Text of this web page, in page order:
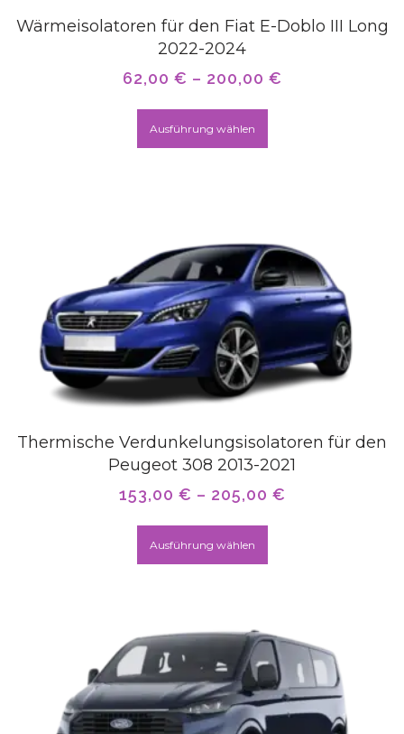
Wärmeisolatoren für den Fiat E-Doblo III Long
2022-2024
62,00 € – 200,00 €
Ausführung wählen
Thermische Verdunkelungsisolatoren für den
Peugeot 308 2013-2021
153,00 € – 205,00 €
Ausführung wählen